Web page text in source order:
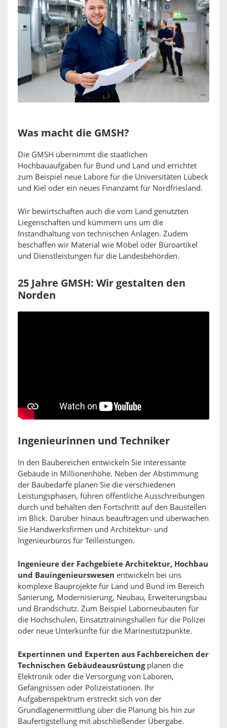
Was macht die GMSH?
Die GMSH übernimmt die staatlichen
Hochbauaufgaben für Bund und Land und errichtet
zum Beispiel neue Labore für die Universitäten Lübeck
und Kiel oder ein neues Finanzamt für Nordfriesland.
Wir bewirtschaften auch die vom Land genutzten
Liegenschaften und kümmern uns um die
Instandhaltung von technischen Anlagen. Zudem
beschaffen wir Material wie Möbel oder Büroartikel
und Dienstleistungen für die Landesbehörden.
25 Jahre GMSH: Wir gestalten den
Norden
Ingenieurinnen und Techniker
In den Baubereichen entwickeln Sie interessante
Gebäude in Millionenhöhe. Neben der Abstimmung
der Baubedarfe planen Sie die verschiedenen
Leistungsphasen, führen öffentliche Ausschreibungen
durch und behalten den Fortschritt auf den Baustellen
im Blick. Darüber hinaus beauftragen und überwachen
Sie Handwerksfirmen und Architektur- und
Ingenieurbüros für Teilleistungen.
Ingenieure der Fachgebiete Architektur, Hochbau
und Bauingenieurswesen entwickeln bei uns
komplexe Bauprojekte für Land und Bund im Bereich
Sanierung, Modernisierung, Neubau, Erweiterungsbau
und Brandschutz. Zum Beispiel Laborneubauten für
die Hochschulen, Einsatztrainingshallen für die Polizei
oder neue Unterkünfte für die Marinestützpunkte.
Expertinnen und Experten aus Fachbereichen der
Technischen Gebäudeausrüstungplanen die
Elektronik oder die Versorgung von Laboren,
Gefängnissen oder Polizeistationen. Ihr
Aufgabenspektrum erstreckt sich von der
Grundlagenermittlung über die Planung bis hin zur
Baufertigstellung mit abschließender Übergabe.